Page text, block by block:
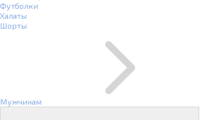
Футболки
Халаты
Шорты
Мужчинам